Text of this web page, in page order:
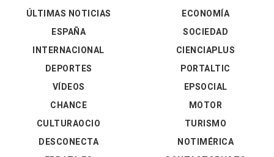
ÚLTIMAS NOTICIAS
ESPAÑA
INTERNACIONAL
DEPORTES
VÍDEOS
ECONOMÍA
SOCIEDAD
CIENCIAPLUS
PORTALTIC
EPSOCIAL
CHANCE
CULTURAOCIO
DESCONECTA
MOTOR
TURISMO
NOTIMÉRICA